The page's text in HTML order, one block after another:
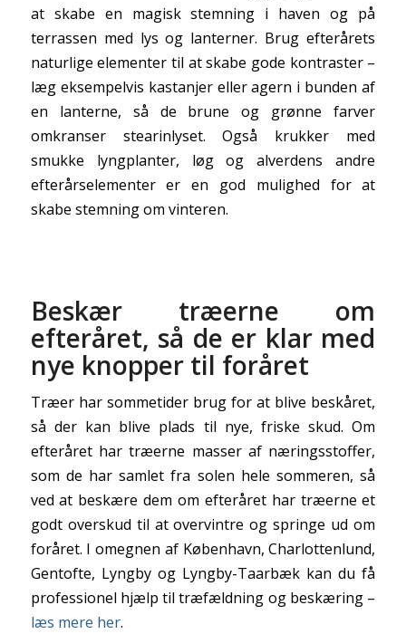
at skabe en magisk stemning i haven og på
terrassen med lys og lanterner. Brug efterårets
naturlige elementer til at skabe gode kontraster –
læg eksempelvis kastanjer eller agern i bunden af
en lanterne, så de brune og grønne farver
omkranser stearinlyset. Også krukker med
smukke lyngplanter, løg og alverdens andre
efterårselementer er en god mulighed for at
skabe stemning om vinteren.
Beskær træerne om
efteråret, så de er klar med
nye knopper til foråret
Træer har sommetider brug for at blive beskåret,
så der kan blive plads til nye, friske skud. Om
efteråret har træerne masser af næringsstoffer,
som de har samlet fra solen hele sommeren, så
ved at beskære dem om efteråret har træerne et
godt overskud til at overvintre og springe ud om
foråret. I omegnen af København, Charlottenlund,
Gentofte, Lyngby og Lyngby-Taarbæk kan du få
professionel hjælp til træfældning og beskæring –
læs mere her.